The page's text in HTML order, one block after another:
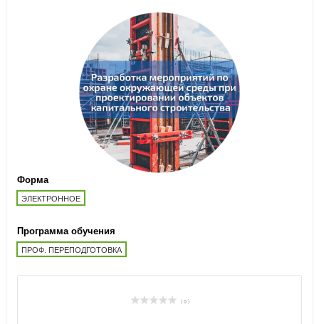
Форма
ЭЛЕКТРОННОЕ
Программа обучения
ПРОФ. ПЕРЕПОДГОТОВКА
( 0 )